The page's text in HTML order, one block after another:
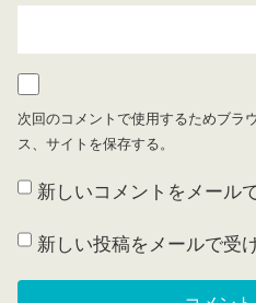
次回のコメントで使用するためブラ
ス、サイトを保存する。
新しいコメントをメール
新しい投稿をメールで受